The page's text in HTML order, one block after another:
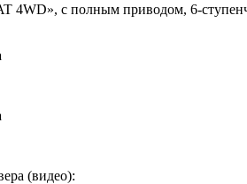
4WD», с полным приводом, 6-
(видео):